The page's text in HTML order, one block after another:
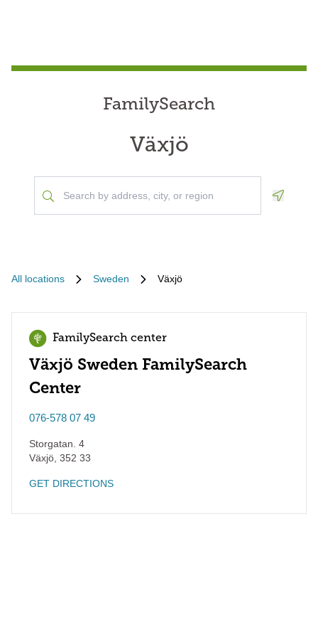
FamilySearch
Växjö
All locations Sweden Växjö
FamilySearch center
Växjö Sweden FamilySearch
Center
076-578 07 49
Storgatan. 4
Växjö 352 33
GET DIRECTIONS